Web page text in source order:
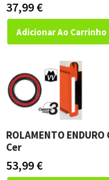
37,99 €
Adicionar Ao Carrinho
ROLAMENTO
Cer
53,99 €